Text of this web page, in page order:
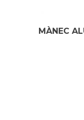
MÀNEC